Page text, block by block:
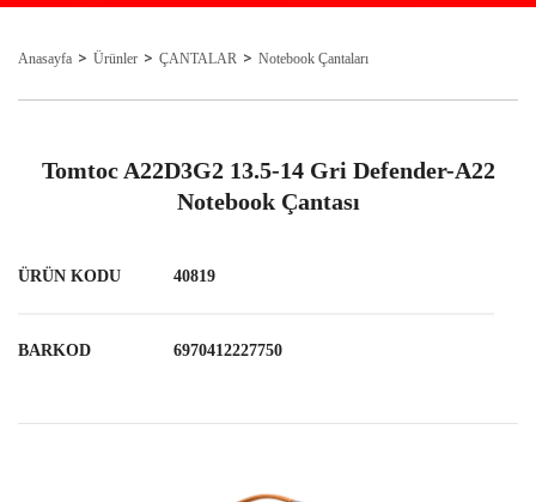
Anasayfa Ürünler ÇANTALAR Notebook Çantaları
Tomtoc A22D3G2 13.5-14 Gri Defender-A22
Notebook Çantası
ÜRÜN KODU 40819
BARKOD 6970412227750